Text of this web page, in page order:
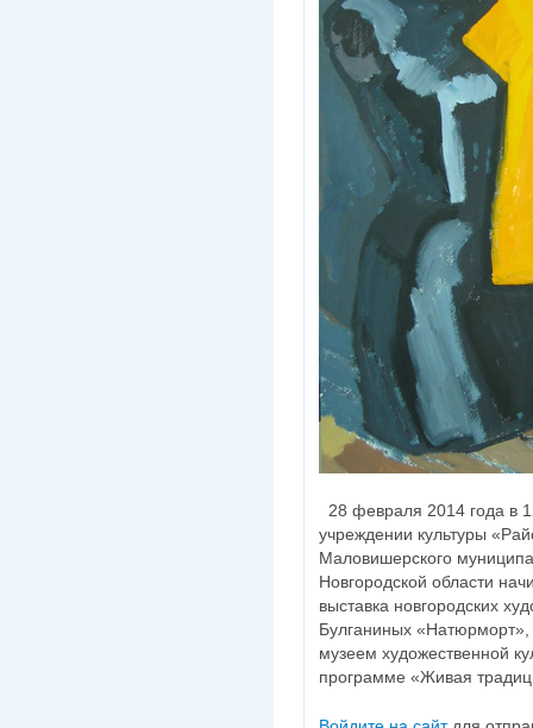
28 февраля 2014 года в
учреждении культуры
Маловишерского
Новгородской области
выставка новгородских
Булганиных
музеем художественной
программе «Живая